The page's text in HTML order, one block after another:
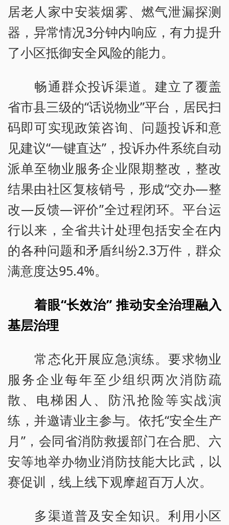
居老人家中安装烟雾、燃气泄漏探测
器，异常情况3分钟内响应，有力提升
了小区抵御安全风险的能力。
畅通群众投诉渠道。建立了覆盖
省市县三级的“话说物业”平台，居民扫
码即可实现政策咨询、问题投诉和意
见建议“一键直达”，投诉办件系统自动
派单至物业服务企业限期整改，整改
结果由社区复核销号，形成“交办—整
改—反馈—评价”全过程闭环。平台运
行以来，全省共计处理包括安全在内
的各种问题和矛盾纠纷2.3万件，群众
满意度达95.4%。
着眼“长效治” 推动安全治理融入
基层治理
常态化开展应急演练。要求物业
服务企业每年至少组织两次消防疏
散、电梯困人、防汛抢险等实战演
练，并邀请业主参与。依托“安全生产
月”，会同省消防救援部门在合肥、六
安等地举办物业消防技能大比武，以
赛促训，线上线下观摩超百万人次。
多渠道普及安全知识。利用小区